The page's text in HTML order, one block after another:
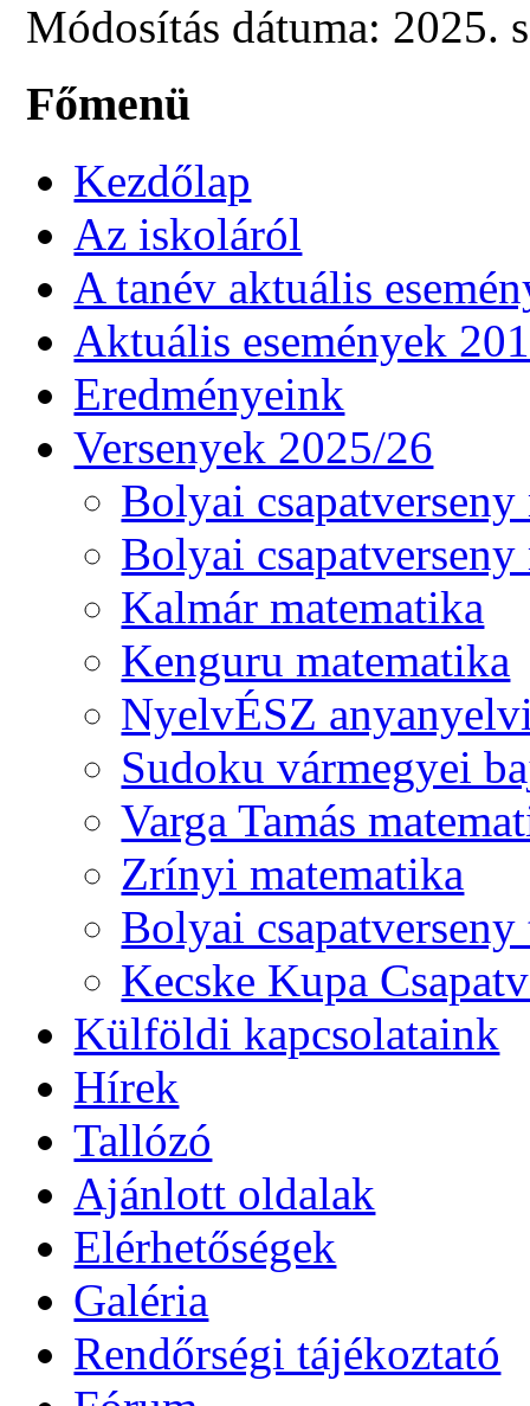
Módosítás dátuma: 2025.
Főmenü
Kezdőlap
Az iskoláról
A tanév aktuális
Aktuális események
Eredményeink
Versenyek 2025/26
Bolyai csapatverseny
Bolyai
Kalmár matematika
Kenguru matematika
NyelvÉSZ
Sudoku vármegyei
Varga Tamás
Zrínyi matematika
Bolyai
Kecske Kupa
Külföldi kapcsolataink
Hírek
Tallózó
Ajánlott oldalak
Elérhetőségek
Galéria
Rendőrségi tájékoztató